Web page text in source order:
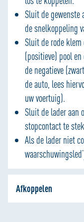
Sluit de gewenste
de snelkoppeling
Sluit de rode klem
(positieve) pool
de negatieve
de auto, lees
uw voertuig).
Sluit de lader aan
stopcontact te
Als de lader niet
Afkoppelen